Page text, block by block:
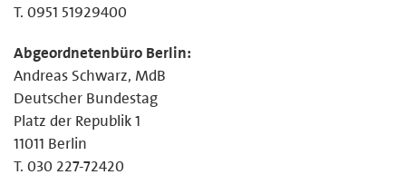
T. 0951 51929400
Abgeordnetenbüro Berlin:
Andreas Schwarz, MdB
Deutscher Bundestag
Platz der Republik 1
11011 Berlin
T. 030 227-72420